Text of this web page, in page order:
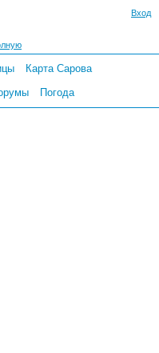
Вход
Карта Сарова
Погода